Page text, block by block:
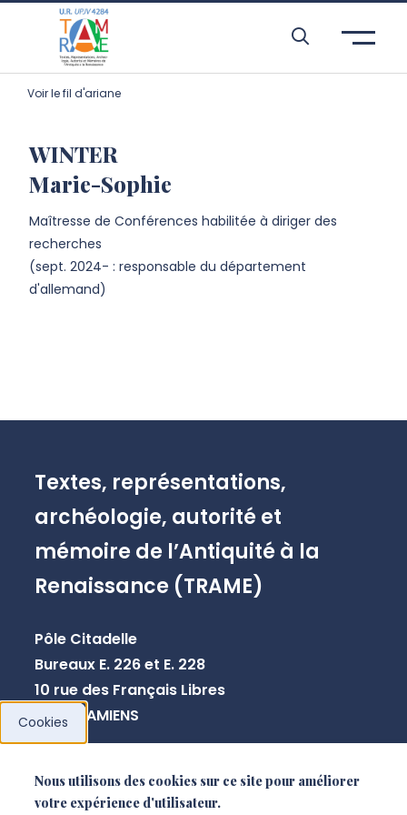
Aller à l’entête de page
Aller au menu principale
Aller au contenu principal
Aller à la recherche
Passer aux cookies
Aller au pied de page
Voir le fil d'ariane
WINTER
Marie-Sophie
Maîtresse de Conférences habilitée à diriger des
recherches
(sept. 2024- : responsable du département
d'allemand)
Textes, représentations,
archéologie, autorité et
mémoire de l’Antiquité à la
Renaissance (TRAME)
Pôle Citadelle
Bureaux E. 226 et E. 228
10 rue des Français Libres
80080 AMIENS
Cookies
Nous utilisons des cookies sur ce site pour améliorer
votre expérience d'utilisateur.